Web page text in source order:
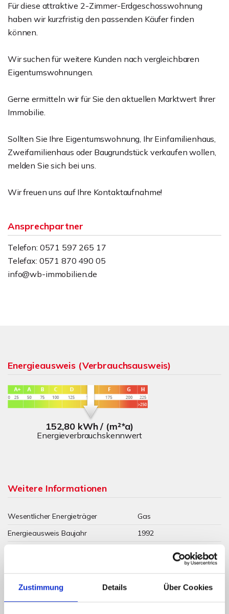
Zustimmung Details Über Cookies
Für diese attraktive 2-Zimmer-Erdgeschosswohnung
haben wir kurzfristig den passenden Käufer finden
können.
Wir suchen für weitere Kunden nach vergleichbaren
Eigentumswohnungen.
Gerne ermitteln wir für Sie den aktuellen Marktwert Ihrer
Immobilie.
Sollten Sie Ihre Eigentumswohnung, Ihr Einfamilienhaus,
Zweifamilienhaus oder Baugrundstück verkaufen wollen,
melden Sie sich bei uns.
Wir freuen uns auf Ihre Kontaktaufnahme!
Ansprechpartner
Telefon: 0571 597 265 17
Telefax: 0571 870 490 05
info@wb-immobilien.de
Energieausweis (Verbrauchsausweis)
152,80 kWh / (m²*a)
Energieverbrauchskennwert
Weitere Informationen
Wesentlicher Energieträger
Gas
Energieausweis Baujahr
1992
Wohngebäude
Zentralheizung
Befeuerung